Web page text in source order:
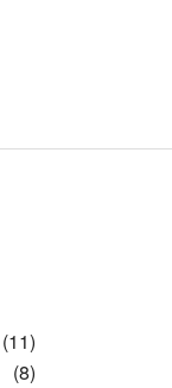
(11)
(8)